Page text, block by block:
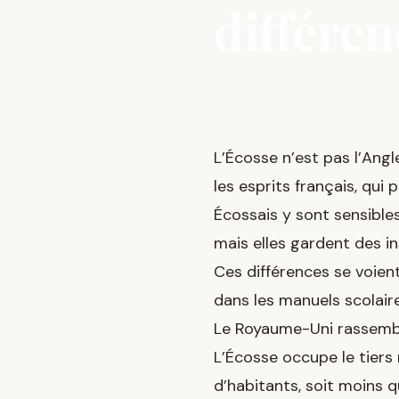
L’Écosse n’est pas
les esprits français, qui
Écossais y sont
mais elles gardent des
Ces différences se
dans les manuels
Le Royaume-Uni
L’Écosse occupe le
d’habitants, soit moins